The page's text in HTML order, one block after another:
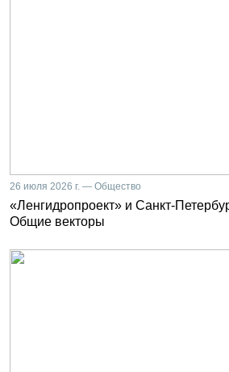
26 июля 2026 г. — Общество
«Ленгидропроект» и Санкт-
Общие векторы